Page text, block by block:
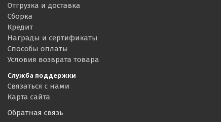
Отгрузка и доставка
Сборка
Кредит
Награды и сертификаты
Способы оплаты
Условия возврата товара
Служба поддержки
Связаться с нами
Карта сайта
Обратная связь